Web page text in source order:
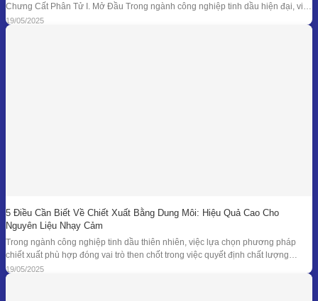
Chưng Cất Phân Tử I. Mở Đầu Trong ngành công nghiệp tinh dầu hiện đại, việc
tối ưu hóa hiệu suất chiết xuất, giữ nguyên hương thơm và hoạt chất trị liệu là
mục tiêu hàng đầu. Bên
19/05/2025
5 Điều Cần Biết Về Chiết Xuất Bằng Dung Môi: Hiệu Quả Cao Cho
Nguyên Liệu Nhạy Cảm
Trong ngành công nghiệp tinh dầu thiên nhiên, việc lựa chọn phương pháp
chiết xuất phù hợp đóng vai trò then chốt trong việc quyết định chất lượng
thành phẩm – đặc biệt là đối với những loại nguyên liệu cao cấp và nhạy cảm.
Khi các phương pháp truyền thống như chưng cất lôi
19/05/2025